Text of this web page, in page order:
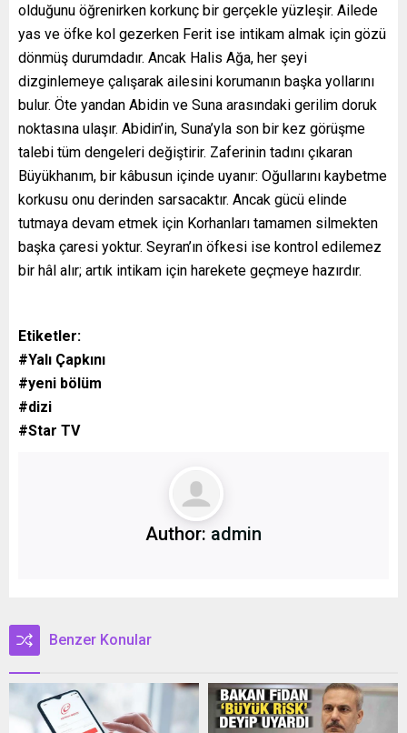
olduğunu öğrenirken korkunç bir gerçekle yüzleşir. Ailede
yas ve öfke kol gezerken Ferit ise intikam almak için gözü
dönmüş durumdadır. Ancak Halis Ağa, her şeyi
dizginlemeye çalışarak ailesini korumanın başka yollarını
bulur. Öte yandan Abidin ve Suna arasındaki gerilim doruk
noktasına ulaşır. Abidin’in, Suna’yla son bir kez görüşme
talebi tüm dengeleri değiştirir. Zaferinin tadını çıkaran
Büyükhanım, bir kâbusun içinde uyanır: Oğullarını kaybetme
korkusu onu derinden sarsacaktır. Ancak gücü elinde
tutmaya devam etmek için Korhanları tamamen silmekten
başka çaresi yoktur. Seyran’ın öfkesi ise kontrol edilemez
bir hâl alır; artık intikam için harekete geçmeye hazırdır.
Etiketler:
#Yalı Çapkını
#yeni bölüm
#dizi
#Star TV
Author: admin
Benzer Konular